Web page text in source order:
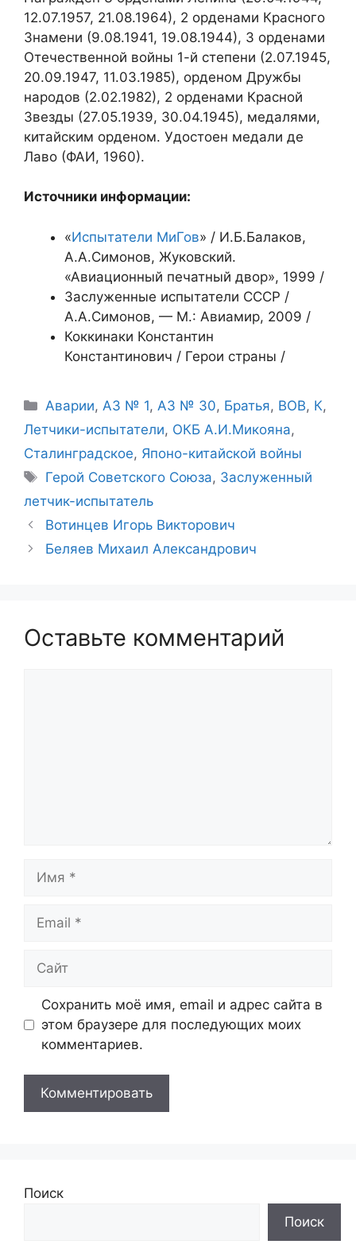
12.07.1957, 21.08.1964), 2 орденами Красного
Знамени (9.08.1941, 19.08.1944), 3 орденами
Отечественной войны 1-й степени (2.07.1945,
20.09.1947, 11.03.1985), орденом Дружбы
народов (2.02.1982), 2 орденами Красной
Звезды (27.05.1939, 30.04.1945), медалями,
китайским орденом. Удостоен медали де
Лаво (ФАИ, 1960).
Источники информации:
«Испытатели МиГов» / И.Б.Балаков,
А.А.Симонов, Жуковский.
«Авиационный печатный двор», 1999 /
Заслуженные испытатели СССР /
А.А.Симонов, — М.: Авиамир, 2009 /
Коккинаки Константин
Константинович / Герои страны /
Рубрики
Аварии, АЗ № 1, АЗ № 30, Братья, ВОВ, К,
Летчики-испытатели, ОКБ А.И.Микояна,
Сталинградское, Японо-китайской войны
Метки
Герой Советского Союза, Заслуженный
летчик-испытатель
Вотинцев Игорь Викторович
Беляев Михаил Александрович
Оставьте комментарий
Сохранить моё имя, email и адрес сайта в
этом браузере для последующих моих
комментариев.
Поиск
Поиск